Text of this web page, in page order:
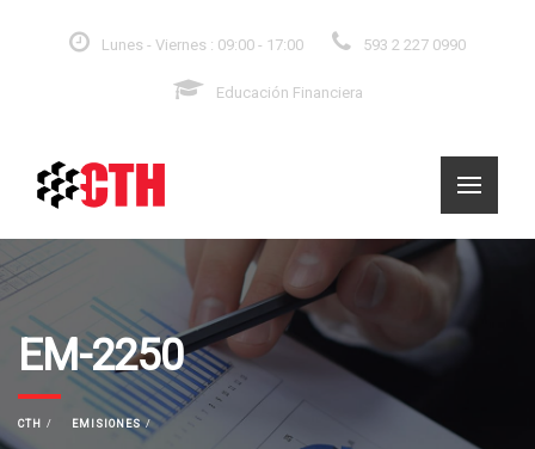
Lunes - Viernes : 09:00 - 17:00 593 2 227 0990
Educación Financiera
EM-2250
CTH EMISIONES